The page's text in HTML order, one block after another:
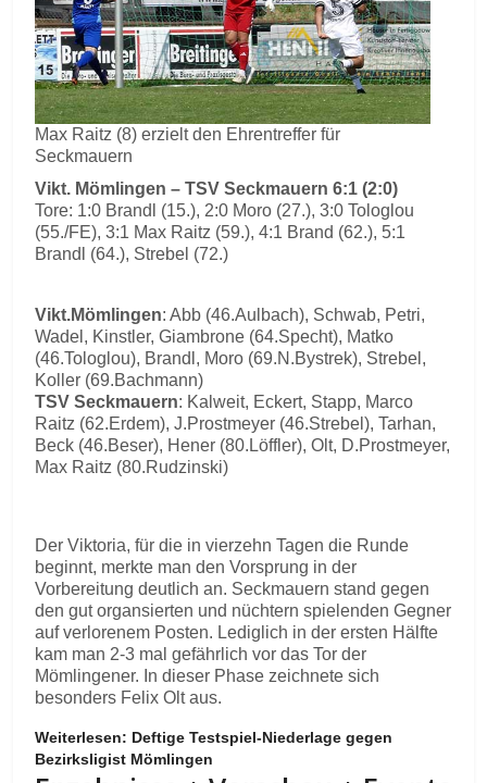
Max Raitz (8) erzielt den Ehrentreffer für
Seckmauern
Vikt. Mömlingen – TSV Seckmauern 6:1 (2:0)
Tore: 1:0 Brandl (15.), 2:0 Moro (27.), 3:0 Tologlou
(55./FE), 3:1 Max Raitz (59.), 4:1 Brand (62.), 5:1
Brandl (64.), Strebel (72.)
Vikt.Mömlingen: Abb (46.Aulbach), Schwab, Petri,
Wadel, Kinstler, Giambrone (64.Specht), Matko
(46.Tologlou), Brandl, Moro (69.N.Bystrek), Strebel,
Koller (69.Bachmann)
TSV Seckmauern: Kalweit, Eckert, Stapp, Marco
Raitz (62.Erdem), J.Prostmeyer (46.Strebel), Tarhan,
Beck (46.Beser), Hener (80.Löffler), Olt, D.Prostmeyer,
Max Raitz (80.Rudzinski)
Der Viktoria, für die in vierzehn Tagen die Runde
beginnt, merkte man den Vorsprung in der
Vorbereitung deutlich an. Seckmauern stand gegen
den gut organsierten und nüchtern spielenden Gegner
auf verlorenem Posten. Lediglich in der ersten Hälfte
kam man 2-3 mal gefährlich vor das Tor der
Mömlingener. In dieser Phase zeichnete sich
besonders Felix Olt aus.
Weiterlesen: Deftige Testspiel-Niederlage gegen
Bezirksligist Mömlingen